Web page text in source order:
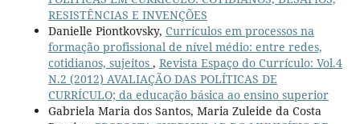
RESISTÊNCIAS E INVENÇÕES
Danielle Piontkovsky, Currículos em processos na
formação profissional de nível médio: entre redes,
cotidianos, sujeitos , Revista Espaço do Currículo: Vol.4
N.2 (2012) AVALIAÇÃO DAS POLÍTICAS DE
CURRÍCULO; da educação básica ao ensino superior
Gabriela Maria dos Santos, Maria Zuleide da Costa